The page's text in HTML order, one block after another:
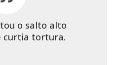
o salto alto
curtia tortura.